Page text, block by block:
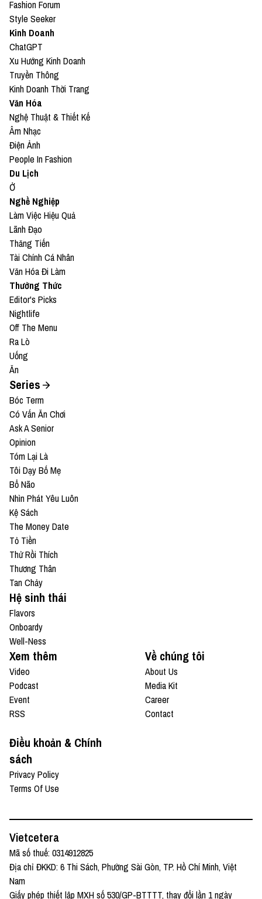
Fashion Forum
Style Seeker
Kinh Doanh
ChatGPT
Xu Hướng Kinh Doanh
Truyền Thông
Kinh Doanh Thời Trang
Văn Hóa
Nghệ Thuật & Thiết Kế
Âm Nhạc
Điện Ảnh
People In Fashion
Du Lịch
Ở
Nghề Nghiệp
Làm Việc Hiệu Quả
Lãnh Đạo
Thăng Tiến
Tài Chính Cá Nhân
Văn Hóa Đi Làm
Thưởng Thức
Editor's Picks
Nightlife
Off The Menu
Ra Lò
Uống
Ăn
Series
Bóc Term
Có Vấn Ăn Chơi
Ask A Senior
Opinion
Tóm Lại Là
Tôi Dạy Bố Mẹ
Bổ Não
Nhìn Phát Yêu Luôn
Kệ Sách
The Money Date
Tỏ Tiền
Thử Rồi Thích
Thương Thân
Tan Chảy
Hệ sinh thái
Flavors
Onboardy
Well-Ness
Xem thêm
Video
Podcast
Event
RSS
Về chúng tôi
About Us
Media Kit
Career
Contact
Điều khoản & Chính
sách
Privacy Policy
Terms Of Use
Vietcetera
Mã số thuế: 0314912825
Địa chỉ ĐKKD: 6 Thi Sách, Phường Sài Gòn, TP. Hồ Chí Minh, Việt
Nam
Giấy phép thiết lập MXH số 530/GP-BTTTT, thay đổi lần 1 ngày